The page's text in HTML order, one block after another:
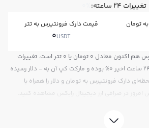
تغییرات ۲۴ ساعته: 0%
تومان قیمت دارک فرونتیرس به تتر
0USDT
قیمت لحظه‌ای دارک فرونتیرس هم اکنون معادل 0 تومان یا 0 تتر است. تغییرات
قیمت دارک فرونتیرس طی 24 ساعت اخیر 0% بوده و مارکت کپ آن به - دلار رسیده
دارک فرونتیرس به تومان و دلار را همراه با
امروز در صرافی ارز دیجیتال رابکس مشاهده کنید.